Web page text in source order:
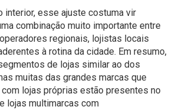
interior, esse ajuste costuma vir
combinação muito importante entre
regionais, lojistas locais
à rotina da cidade. Em resumo,
de lojas similar ao dos
muitas das grandes marcas que
lojas próprias estão presentes no
lojas multimarcas com